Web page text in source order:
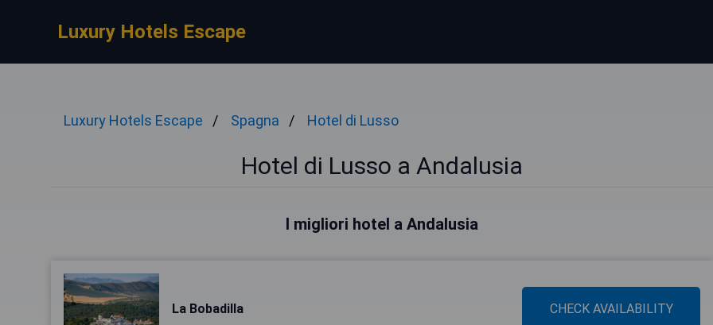
Luxury Hotels Escape
Luxury Hotels Escape Spagna Hotel di Lusso
Hotel di Lusso a Andalusia
I migliori hotel a Andalusia
La Bobadilla CHECK AVAILABILITY